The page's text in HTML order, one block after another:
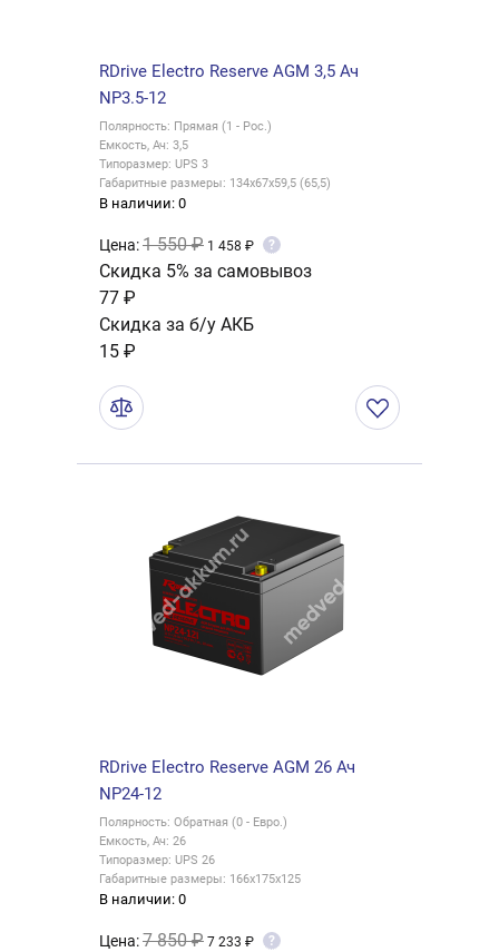
RDrive Electro Reserve AGM 3,5 Ач
NP3.5-12
Полярность: Прямая (1 - Рос.)
Емкость, Ач: 3,5
Типоразмер: UPS 3
Габаритные размеры: 134x67x59,5 (65,5)
В наличии: 0
Цена:1 550 ₽ 1 458 ₽ ?
Скидка 5% за самовывоз
77 ₽
Скидка за б/у АКБ
15 ₽
RDrive Electro Reserve AGM 26 Ач
NP24-12
Полярность: Обратная (0 - Евро.)
Емкость, Ач: 26
Типоразмер: UPS 26
Габаритные размеры: 166x175x125
В наличии: 0
Цена:7 850 ₽ 7 233 ₽ ?